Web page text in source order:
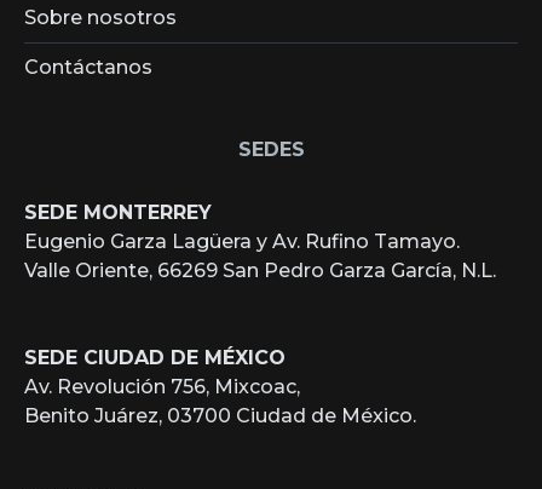
Sobre nosotros
Contáctanos
SEDES
SEDE MONTERREY
Eugenio Garza Lagüera y Av. Rufino Tamayo.
Valle Oriente, 66269 San Pedro Garza García, N.L.
SEDE CIUDAD DE MÉXICO
Av. Revolución 756, Mixcoac,
Benito Juárez, 03700 Ciudad de México.